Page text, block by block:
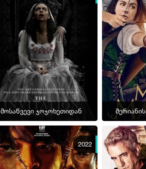
მოსაწვევი ჯოჯოხეთიდან
2022